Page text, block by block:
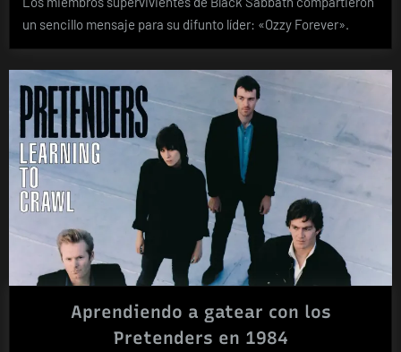
un sencillo mensaje para su difunto líder: «Ozzy Forever».
Aprendiendo a gatear con los
Pretenders en 1984